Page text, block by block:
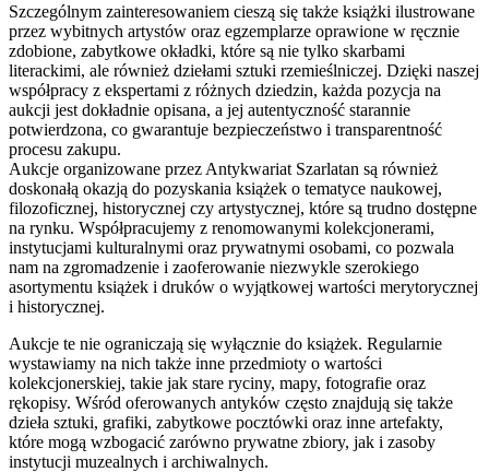
Szczególnym zainteresowaniem cieszą się także książki ilustrowane
przez wybitnych artystów oraz egzemplarze oprawione w ręcznie
zdobione, zabytkowe okładki, które są nie tylko skarbami
literackimi, ale również dziełami sztuki rzemieślniczej. Dzięki naszej
współpracy z ekspertami z różnych dziedzin, każda pozycja na
aukcji jest dokładnie opisana, a jej autentyczność starannie
potwierdzona, co gwarantuje bezpieczeństwo i transparentność
procesu zakupu.
Aukcje organizowane przez Antykwariat Szarlatan są również
doskonałą okazją do pozyskania książek o tematyce naukowej,
filozoficznej, historycznej czy artystycznej, które są trudno dostępne
na rynku. Współpracujemy z renomowanymi kolekcjonerami,
instytucjami kulturalnymi oraz prywatnymi osobami, co pozwala
nam na zgromadzenie i zaoferowanie niezwykle szerokiego
asortymentu książek i druków o wyjątkowej wartości merytorycznej
i historycznej.
Aukcje te nie ograniczają się wyłącznie do książek. Regularnie
wystawiamy na nich także inne przedmioty o wartości
kolekcjonerskiej, takie jak stare ryciny, mapy, fotografie oraz
rękopisy. Wśród oferowanych antyków często znajdują się także
dzieła sztuki, grafiki, zabytkowe pocztówki oraz inne artefakty,
które mogą wzbogacić zarówno prywatne zbiory, jak i zasoby
instytucji muzealnych i archiwalnych.